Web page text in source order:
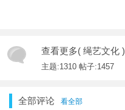
查看更多( 绳艺文化 )
主题:1310 帖子:1457
全部评论 看全部